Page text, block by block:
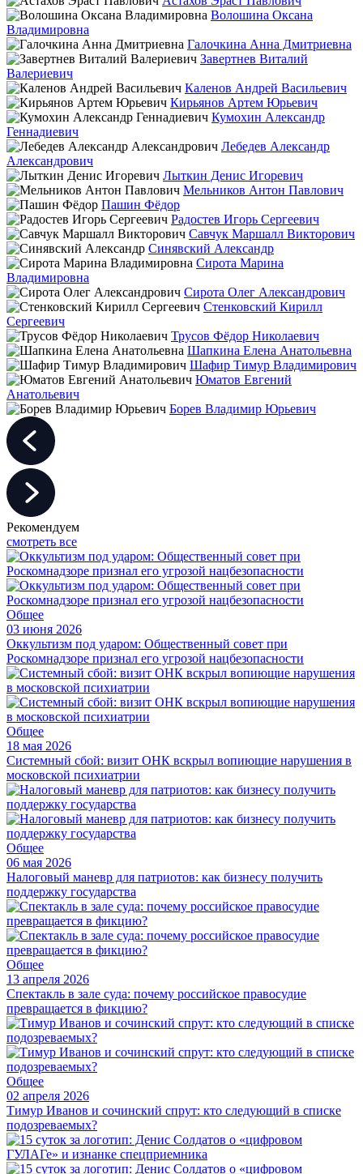
Волошина Оксана
Владимировна
Галочкина Анна Дмитриевна
Завертнев Виталий
Валериевич
Каленов Андрей Васильевич
Кирьянов Артем Юрьевич
Кумохин Александр
Геннадиевич
Лебедев Александр
Александрович
Лыткин Денис Игоревич
Мельников Антон Павлович
Пашин Фёдор
Радостев Игорь Сергеевич
Савчук Маршалл Викторович
Синявский Александр
Сирота Марина
Владимировна
Сирота Олег Александрович
Стенковский Кирилл
Сергеевич
Трусов Фёдор Николаевич
Шапкина Елена Анатольевна
Шафир Тимур Владимирович
Юматов Евгений
Анатольевич
Борев Владимир Юрьевич
Рекомендуем
смотреть все
Общее
03 июня 2026
Оккультизм под ударом: Общественный совет при
Роскомнадзоре признал его угрозой нацбезопасности
Общее
18 мая 2026
Системный сбой: визит ОНК вскрыл вопиющие нарушения в
московской психиатрии
Общее
06 мая 2026
Налоговый маневр для патриотов: как бизнесу получить
поддержку государства
Общее
13 апреля 2026
Спектакль в зале суда: почему российское правосудие
превращается в фикцию?
Общее
02 апреля 2026
Тимур Иванов и сочинский спрут: кто следующий в списке
подозреваемых?